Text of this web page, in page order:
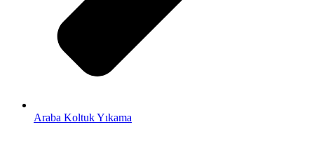
Araba Koltuk Yıkama